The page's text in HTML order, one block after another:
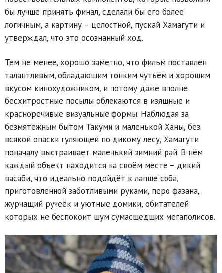
бы лучше принять финал, сделали бы его более
логичным, а картину – целостной, пускай Хамагути и
утверждал, что это осознанный ход.
Тем не менее, хорошо заметно, что фильм поставлен
талантливым, обладающим тонким чутьём и хорошим
вкусом кинохудожником, и потому даже вполне
бесхитростные посылы облекаются в изящные и
красноречивые визуальные формы. Наблюдая за
безмятежным бытом Такуми и маленькой Ханы, без
всякой опаски гуляющей по дикому лесу, Хамагути
поначалу выстраивает маленький зимний рай. В нём
каждый объект находится на своём месте – дикий
васаби, что идеально подойдёт к лапше соба,
приготовленной заботливыми руками, перо фазана,
журчащий ручеёк и уютные домики, обитателей
которых не беспокоит шум сумасшедших мегаполисов.